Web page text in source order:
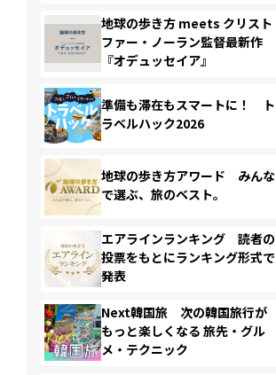
地球の歩き方 meets クリスト
ファー・ノーラン監督最新作
『オデュッセイア』
準備も滞在もスマートに！ ト
ラベルハック2026
地球の歩き方アワード みんな
で選ぶ、旅のベスト。
エアラインランキング 読者の
投票をもとにランキング形式で
発表
Next韓国旅 次の韓国旅行が
もっと楽しくなる 旅先・グル
メ・テクニック